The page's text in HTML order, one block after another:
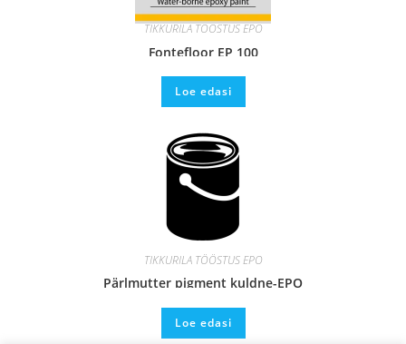
TIKKURILA TÖÖSTUS EPO
Fontefloor EP 100
Loe edasi
TIKKURILA TÖÖSTUS EPO
Pärlmutter pigment kuldne-EPO
Loe edasi